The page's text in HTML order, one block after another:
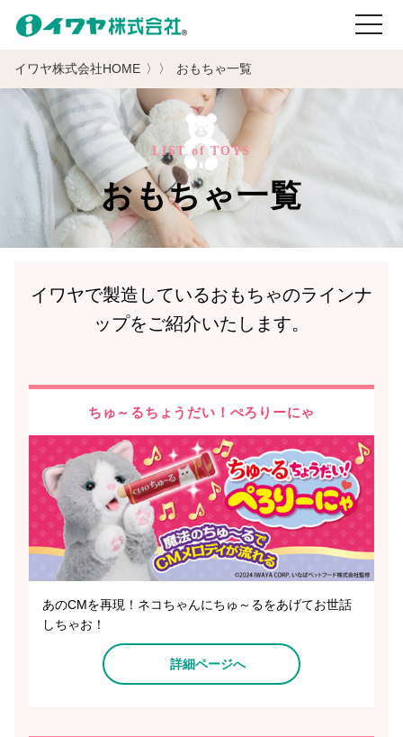
toggle
イワヤ株式会社HOME
おもちゃ一覧
LIST of TOYS
おもちゃ一覧
イワヤで製造しているおもちゃのラインナ
ップをご紹介いたします。
ちゅ～るちょうだい！ぺろりーにゃ
あのCMを再現！ネコちゃんにちゅ～るをあげてお世話
しちゃお！
詳細ページへ